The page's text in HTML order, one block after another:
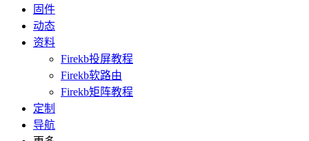
固件
动态
资料
Firekb投屏教程
Firekb软路由
Firekb矩阵教程
定制
导航